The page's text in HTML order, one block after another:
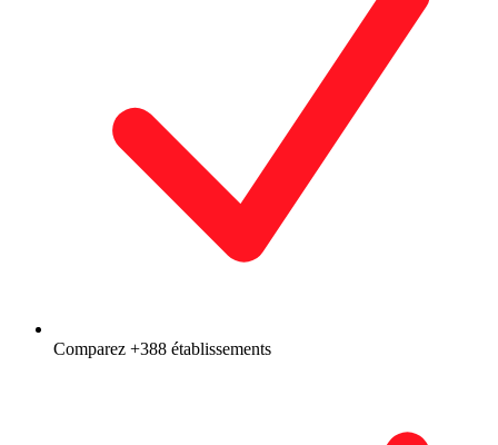
Comparez +388 établissements